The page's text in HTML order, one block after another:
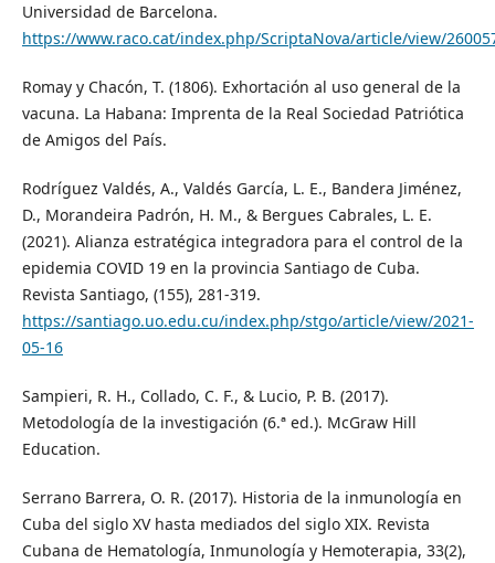
Universidad de Barcelona.
https://www.raco.cat/index.php/ScriptaNova/article/view/
Romay y Chacón, T. (1806). Exhortación al uso general de la
vacuna. La Habana: Imprenta de la Real Sociedad Patriótica
de Amigos del País.
Rodríguez Valdés, A., Valdés García, L. E., Bandera Jiménez,
D., Morandeira Padrón, H. M., & Bergues Cabrales, L. E.
(2021). Alianza estratégica integradora para el control de la
epidemia COVID 19 en la provincia Santiago de Cuba.
Revista Santiago, (155), 281-319.
https://santiago.uo.edu.cu/index.php/stgo/article/view/2021-
05-16
Sampieri, R. H., Collado, C. F., & Lucio, P. B. (2017).
Metodología de la investigación (6.ª ed.). McGraw Hill
Education.
Serrano Barrera, O. R. (2017). Historia de la inmunología en
Cuba del siglo XV hasta mediados del siglo XIX. Revista
Cubana de Hematología, Inmunología y Hemoterapia, 33(2),